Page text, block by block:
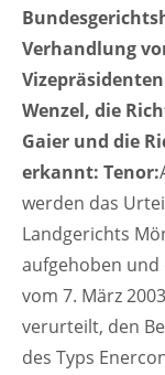
Verhandlung
Wenzel, die
Gaier und die
erkannt: Tenor:
werden das
Landgerichts
aufgehoben und
vom 7. März
verurteilt, den
des Typs